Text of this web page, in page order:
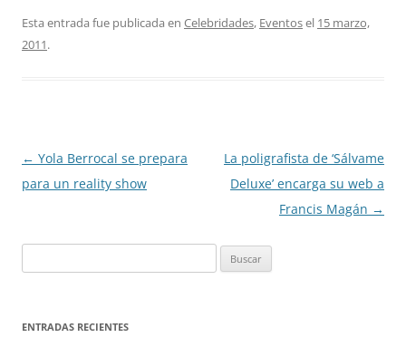
Esta entrada fue publicada en Celebridades, Eventosel 15 marzo,
2011.
Navegación
de
← Yola Berrocal se prepara
para un reality show
La poligrafista de ‘Sálvame
Deluxe’ encarga su web a
Francis Magán →
ENTRADAS RECIENTES